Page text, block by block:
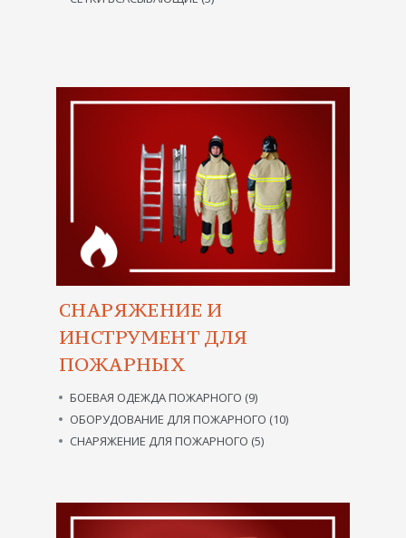
СНАРЯЖЕНИЕ И
ИНСТРУМЕНТ ДЛЯ
ПОЖАРНЫХ
БОЕВАЯ ОДЕЖДА ПОЖАРНОГО (9)
ОБОРУДОВАНИЕ ДЛЯ ПОЖАРНОГО (10)
СНАРЯЖЕНИЕ ДЛЯ ПОЖАРНОГО (5)